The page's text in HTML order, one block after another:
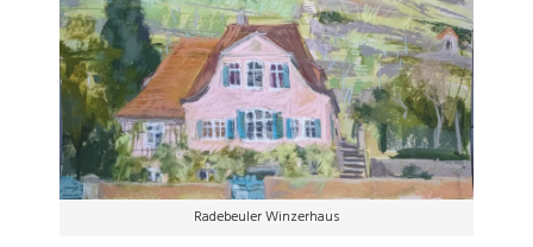
Radebeuler Winzerhaus